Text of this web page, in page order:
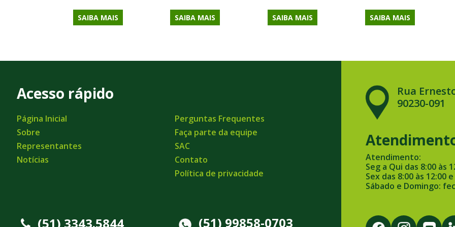
SAIBA MAIS SAIBA MAIS SAIBA MAIS SAIBA MAIS
Acesso rápido
Página Inicial
Sobre
Representantes
Notícias
Perguntas Frequentes
Faça parte da equipe
SAC
Contato
Política de privacidade
(51) 3343.5844 (51) 99858-0703
Rua
90230-091
Atendimento:
Seg a Qui das 8:00 às
Sex das 8:00 às 12:00
Sábado e Domingo: